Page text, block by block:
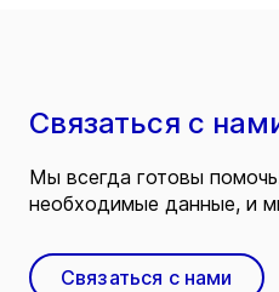
Связаться с
Мы всегда готовы
необходимые данные, и
Связаться с нами